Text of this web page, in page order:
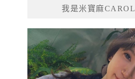
我是米寶麻CAROL